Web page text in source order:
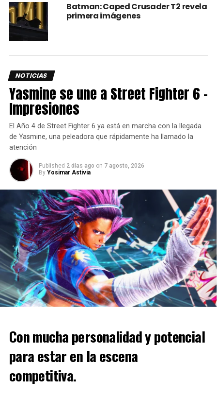
Cuanto mayor sea la amenaza, más coraje necesitarán. Es
tiempo de arriesgarlo todo en los finales de temporada de
las grandes series de Warner y el universo DC.
comments
RELATED TOPICS: ARROW ARROWVERSE
BATWOMAN
FLASH CW
SERIES
SUPERGIRL WARNER
WARNERCHANNEL
¿ESTA EN PELIGRO LA 4ta TEMPORADA DE
“ATTACK ON TITAN”?
DON'T MISS
Dos juegos móviles nuevos de Disney
llegarán por parte de Gameloft
Redacción La Comikería
Batman: Caped Crusader T2 revela
primera imágenes
NOTICIAS
Yasmine se une a Street Fighter 6 –
Impresiones
El Año 4 de Street Fighter 6 ya está en marcha con la llegada
de Yasmine, una peleadora que rápidamente ha llamado la
atención
Published 2 días ago on 7 agosto, 2026
By Yosimar Astivia
Con mucha personalidad y potencial
para estar en la escena
competitiva.